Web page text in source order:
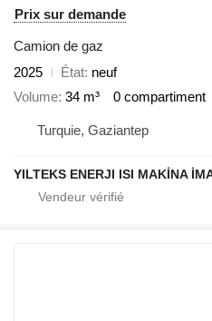
Prix sur demande
Camion de gaz
2025
État neuf
Volume 34 m³ 0 compartiment
Turquie, Gaziantep